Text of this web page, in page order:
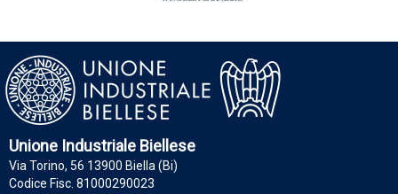
Unione Industriale Biellese
Via Torino, 56 13900 Biella (Bi)
Codice Fisc. 81000290023